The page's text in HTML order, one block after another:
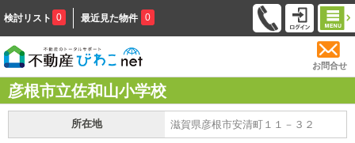
検討リスト 0 最近見た物件 0
お問合せ
彦根市立佐和山小学校
所在地 滋賀県彦根市安清町１１－３２